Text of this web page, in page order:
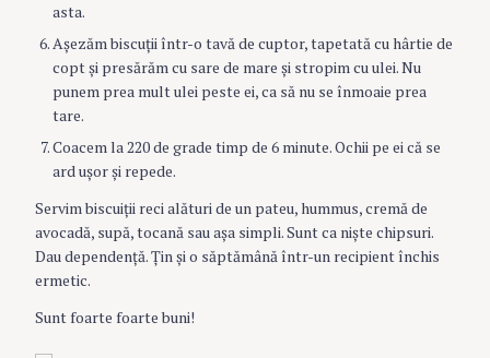
asta.
Aşezăm biscuţii într-o tavă de cuptor, tapetată cu hârtie de
copt şi presărăm cu sare de mare şi stropim cu ulei. Nu
punem prea mult ulei peste ei, ca să nu se înmoaie prea
tare.
Coacem la 220 de grade timp de 6 minute. Ochii pe ei că se
ard uşor şi repede.
Servim biscuiţii reci alături de un pateu, hummus, cremă de
avocadă, supă, tocană sau aşa simpli. Sunt ca nişte chipsuri.
Dau dependenţă. Ţin şi o săptămână într-un recipient închis
ermetic.
Sunt foarte foarte buni!